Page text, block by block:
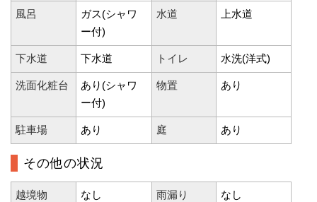
風呂
ガス(シャワ
ー付)
水道 上水道
下水道 下水道 トイレ 水洗(洋式)
洗面化粧台
あり(シャワ
ー付)
物置 あり
駐車場 あり 庭 あり
その他の状況
越境物 なし 雨漏り なし